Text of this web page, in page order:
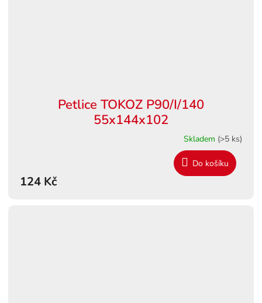
Petlice TOKOZ P90/I/140
55x144x102
Skladem (>5 ks)
124 Kč
Do košíku